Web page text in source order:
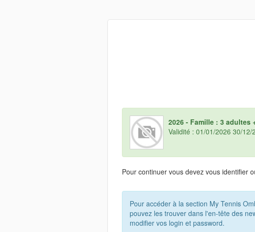
2026 - Famille : 3 adultes
Validité : 01/01/2026 30/12/
Pour continuer vous devez vous identifier
Pour accéder à la section My Tennis
pouvez les trouver dans l'en-tête des
modifier vos login et password.